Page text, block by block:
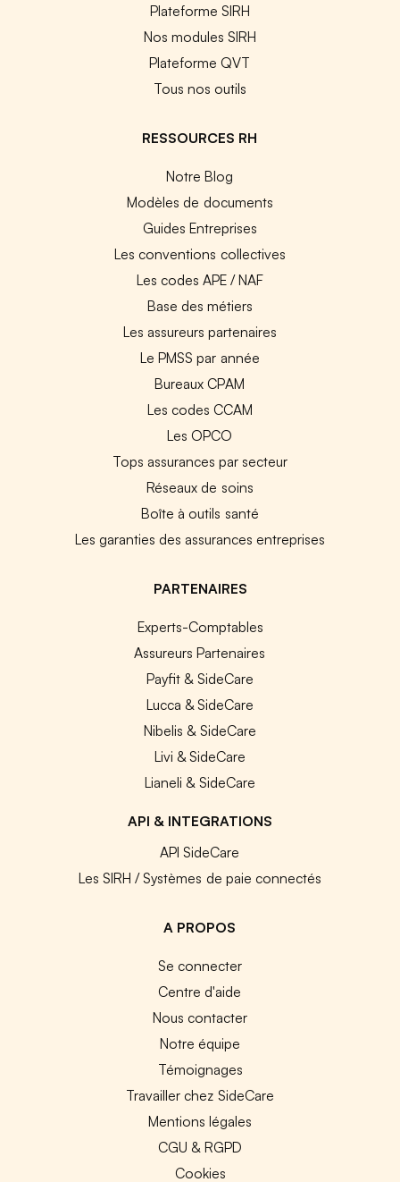
Plateforme SIRH
Nos modules SIRH
Plateforme QVT
Tous nos outils
RESSOURCES RH
Notre Blog
Modèles de documents
Guides Entreprises
Les conventions collectives
Les codes APE / NAF
Base des métiers
Les assureurs partenaires
Le PMSS par année
Bureaux CPAM
Les codes CCAM
Les OPCO
Tops assurances par secteur
Réseaux de soins
Boîte à outils santé
Les garanties des assurances entreprises
PARTENAIRES
Experts-Comptables
Assureurs Partenaires
Payfit & SideCare
Lucca & SideCare
Nibelis & SideCare
Livi & SideCare
Lianeli & SideCare
API & INTEGRATIONS
API SideCare
Les SIRH / Systèmes de paie connectés
A PROPOS
Se connecter
Centre d'aide
Nous contacter
Notre équipe
Témoignages
Travailler chez SideCare
Mentions légales
CGU & RGPD
Cookies